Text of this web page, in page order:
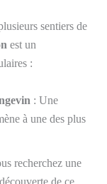
sentiers de
est un
:
: Une
à une des plus
recherchez une
de ce